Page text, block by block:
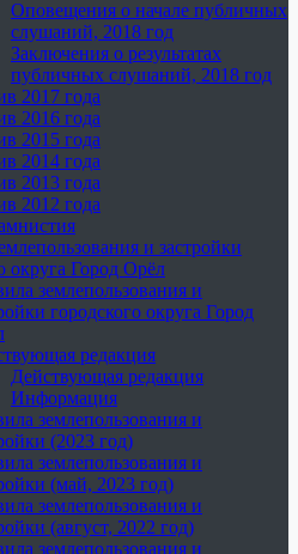
Оповещения о начале публичных
слушаний, 2018 год
Заключения о результатах
публичных слушаний, 2018 год
2017 года
2016 года
2015 года
2014 года
2013 года
2012 года
и застройки
округа Город Орёл
землепользования и
городского округа Город
редакция
Действующая редакция
Информация
землепользования и
(2023 год)
землепользования и
(май, 2023 год)
землепользования и
(август, 2022 год)
землепользования и